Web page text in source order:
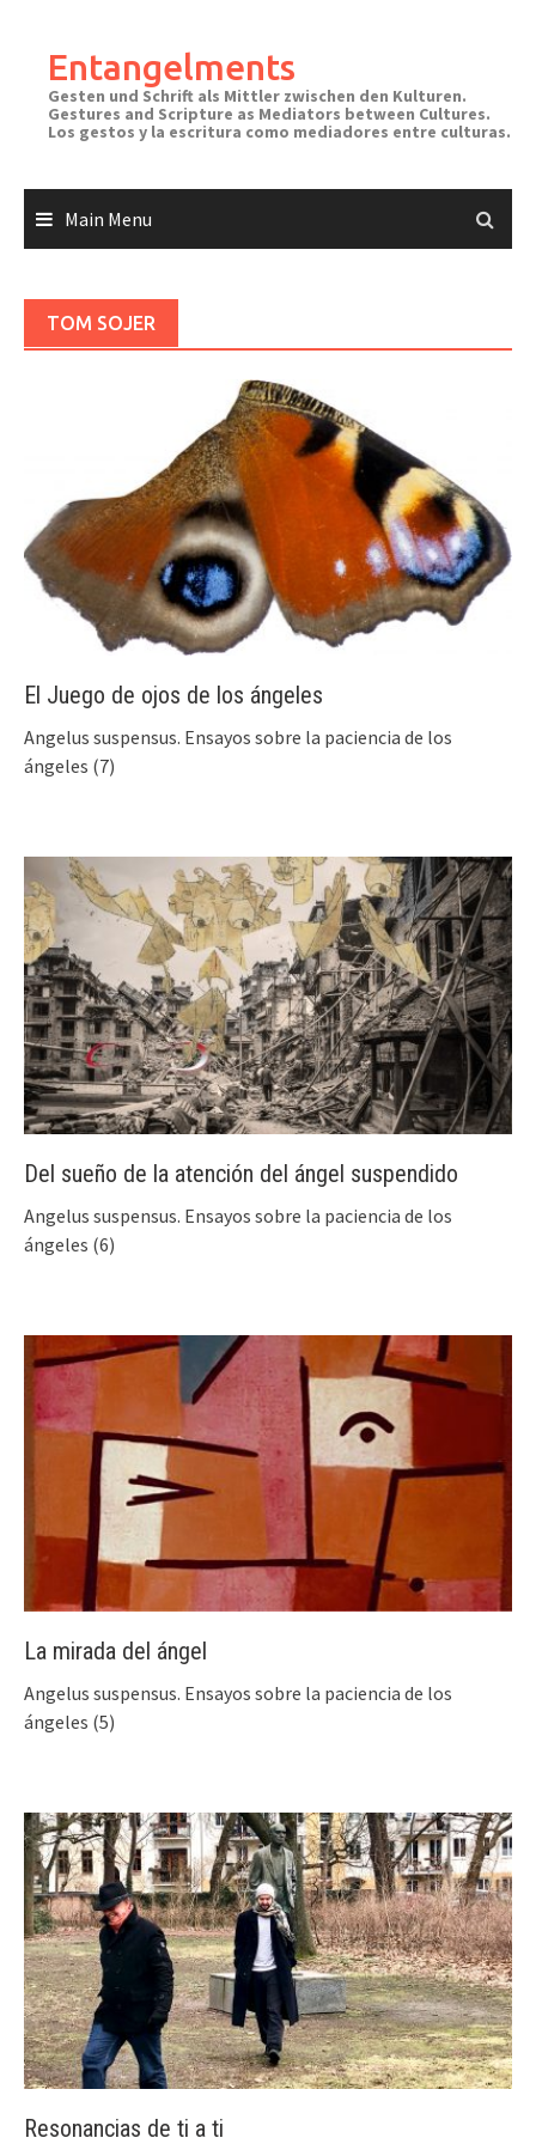
contentEntangelments
Gesten und Schrift als Mittler zwischen den Kulturen.
Gestures and Scripture as Mediators between Cultures.
Los gestos y la escritura como mediadores entre culturas.
Main Menu
TOM SOJER
El Juego de ojos de los ángeles
Angelus suspensus. Ensayos sobre la paciencia de los
ángeles (7)
Del sueño de la atención del ángel suspendido
Angelus suspensus. Ensayos sobre la paciencia de los
ángeles (6)
La mirada del ángel
Angelus suspensus. Ensayos sobre la paciencia de los
ángeles (5)
Resonancias de ti a ti